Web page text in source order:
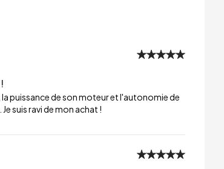
puissance de son moteur et l'autonomie de
suis ravi de mon achat !